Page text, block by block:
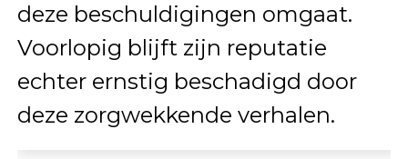
deze beschuldigingen omgaat.
Voorlopig blijft zijn reputatie
echter ernstig beschadigd door
deze zorgwekkende verhalen.